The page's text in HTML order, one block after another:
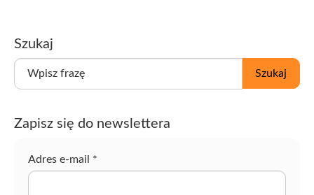
Szukaj
W
z
Szukaj
Zapisz się do newslettera
Adres e-mail *